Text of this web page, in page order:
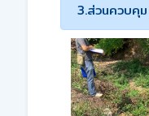
3.ส่วนควบคุม